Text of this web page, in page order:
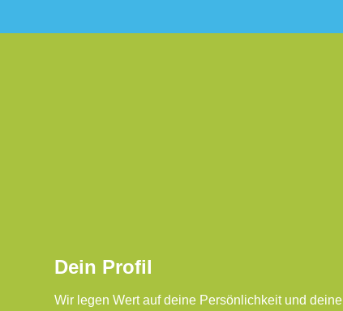
Dein Profil
Wir legen Wert auf deine Persönlichkeit und deine